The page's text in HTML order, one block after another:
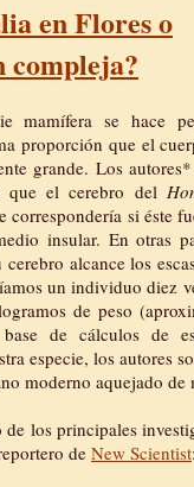
en Flores o
compleja?
mamífera se hace
proporción que el
grande. Los
que el cerebro del
correspondería si éste
insular. En otras
cerebro alcance los
un individuo diez
de peso
de cálculos de
especie, los autores
moderno aquejado de
los principales
deNew Scientist: